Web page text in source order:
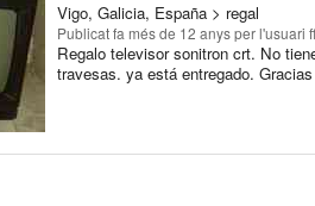
Vigo, Galicia, España > regal
Publicatfa més de 12 anysper l'usuari
Regalo televisor sonitron crt. No
travesas. ya está entregado.